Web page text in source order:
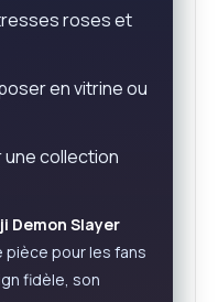
roses et
en vitrine ou
collection
Demon Slayer
pour les fans
fidèle, son